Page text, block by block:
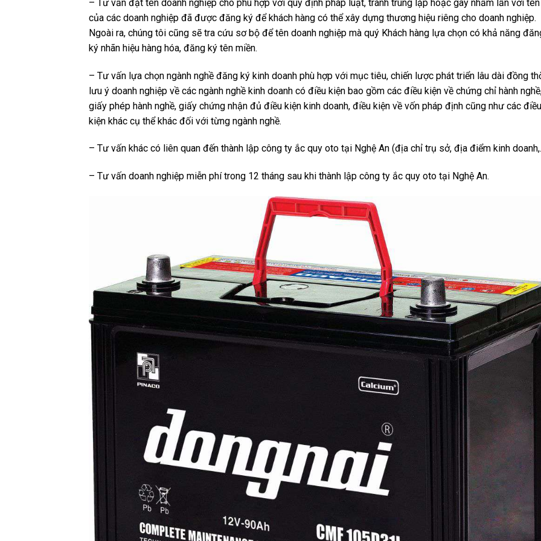
– Tư vấn đặt tên doanh nghiệp cho phù hợp với quy định pháp luật, tránh trùng lặp hoặc gây nhầm lẫn với tên
của các doanh nghiệp đã được đăng ký để khách hàng có thể xây dựng thương hiệu riêng cho doanh nghiệp.
Ngoài ra, chúng tôi cũng sẽ tra cứu sơ bộ để tên doanh nghiệp mà quý Khách hàng lựa chọn có khả năng
ký nhãn hiệu hàng hóa, đăng ký tên miền.
– Tư vấn lựa chọn ngành nghề đăng ký kinh doanh phù hợp với mục tiêu, chiến lược phát triển lâu dài đồng
lưu ý doanh nghiệp về các ngành nghề kinh doanh có điều kiện bao gồm các điều kiện về chứng chỉ hành
giấy phép hành nghề, giấy chứng nhận đủ điều kiện kinh doanh, điều kiện về vốn pháp định cũng như các điều
kiện khác cụ thể khác đối với từng ngành nghề.
– Tư vấn khác có liên quan đến thành lập công ty ắc quy oto tại Nghệ An (địa chỉ trụ sở, địa điểm kinh
– Tư vấn doanh nghiệp miễn phí trong 12 tháng sau khi thành lập công ty ắc quy oto tại Nghệ An.